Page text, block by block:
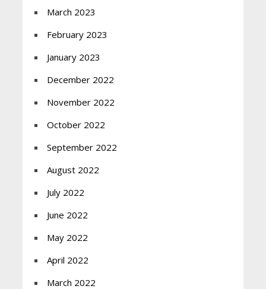
March 2023
February 2023
January 2023
December 2022
November 2022
October 2022
September 2022
August 2022
July 2022
June 2022
May 2022
April 2022
March 2022